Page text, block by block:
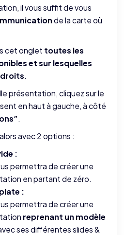
il vous suffit de vous
de la carte où
cet onglet toutes les
et sur lesquelles
.
présentation, cliquez sur le
en haut à gauche, à côté
.
avec 2 options :
:
permettra de créer une
en partant de zéro.
:
permettra de créer une
reprenant un modèle
ses différentes slides &